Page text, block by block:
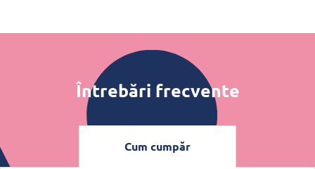
Întrebări frecvente
Cum cumpăr